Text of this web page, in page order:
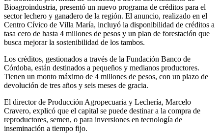
Bioagroindustria, presentó un nuevo programa de créditos para el
sector lechero y ganadero de la región. El anuncio, realizado en el
Centro Cívico de Villa María, incluyó la disponibilidad de créditos a
tasa cero de hasta 4 millones de pesos y un plan de forestación que
busca mejorar la sostenibilidad de los tambos.
Los créditos, gestionados a través de la Fundación Banco de
Córdoba, están destinados a pequeños y medianos productores.
Tienen un monto máximo de 4 millones de pesos, con un plazo de
devolución de tres años y seis meses de gracia.
El director de Producción Agropecuaria y Lechería, Marcelo
Cravero, explicó que el capital se puede destinar a la compra de
reproductores, semen, o para inversiones en tecnología de
inseminación a tiempo fijo.